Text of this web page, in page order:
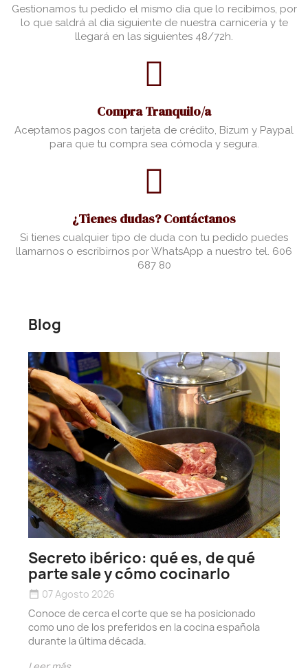
Gestionamos tu pedido el mismo dia que lo recibimos, por
lo que saldrá al dia siguiente de nuestra carnicería y te
llegará en las siguientes 48/72h.
Compra Tranquilo/a
Aceptamos pagos con tarjeta de crédito, Bizum y Paypal
para que tu compra sea cómoda y segura.
¿Tienes dudas? Contáctanos
Si tienes cualquier tipo de duda con tu pedido puedes
llamarnos o escribirnos por WhatsApp a nuestro tel. 606
687 80
Blog
Secreto ibérico: qué es, de qué
parte sale y cómo cocinarlo
date_range 07 Agosto 2026
Conoce de cerca el corte que se ha posicionado
como uno de los preferidos en la cocina española
durante la última década.